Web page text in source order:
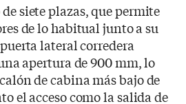
siete plazas, que permite
de lo habitual junto a su
lateral corredera
apertura de 900 mm, lo
de cabina más bajo de
el acceso como la salida de